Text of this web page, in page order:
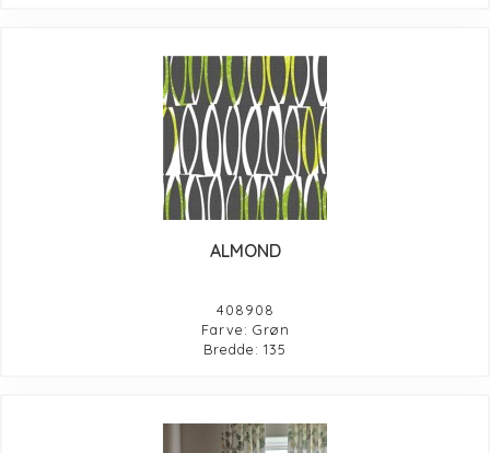
ALMOND
408908
Farve: Grøn
Bredde: 135